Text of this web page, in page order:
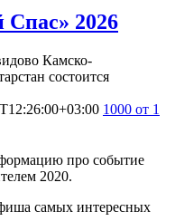
2026
Камско-
состоится
1000 от 1
про событие
2020.
самых интересных